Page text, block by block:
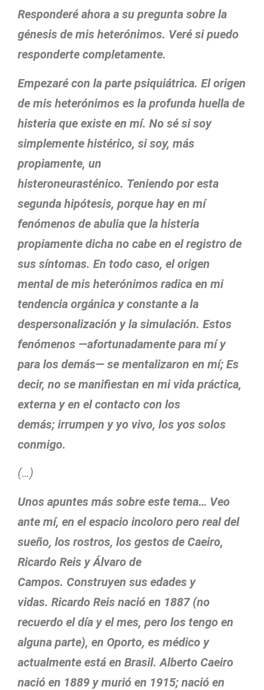
Responderé ahora a su pregunta sobre la
génesis de mis heterónimos. Veré si puedo
responderte completamente.
Empezaré con la parte psiquiátrica. El origen
de mis heterónimos es la profunda huella de
histeria que existe en mí. No sé si soy
simplemente histérico, si soy, más
propiamente, un
histeroneurasténico. Teniendo por esta
segunda hipótesis, porque hay en mí
fenómenos de abulia que la histeria
propiamente dicha no cabe en el registro de
sus síntomas. En todo caso, el origen
mental de mis heterónimos radica en mi
tendencia orgánica y constante a la
despersonalización y la simulación. Estos
fenómenos —afortunadamente para mí y
para los demás— se mentalizaron en mí; Es
decir, no se manifiestan en mi vida práctica,
externa y en el contacto con los
demás; irrumpen y yo vivo, los yos solos
conmigo.
(…)
Unos apuntes más sobre este tema… Veo
ante mí, en el espacio incoloro pero real del
sueño, los rostros, los gestos de Caeiro,
Ricardo Reis y Álvaro de
Campos. Construyen sus edades y
vidas. Ricardo Reis nació en 1887 (no
recuerdo el día y el mes, pero los tengo en
alguna parte), en Oporto, es médico y
actualmente está en Brasil. Alberto Caeiro
nació en 1889 y murió en 1915; nació en